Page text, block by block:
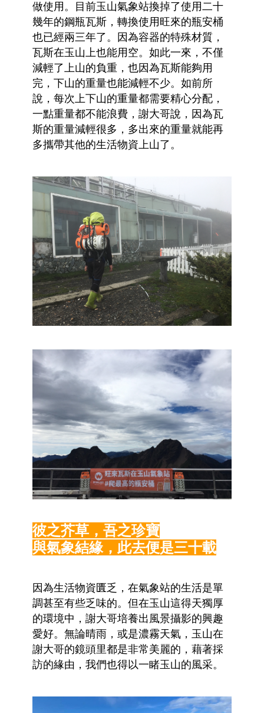
做使用。目前玉山氣象站換掉了使用二十
幾年的鋼瓶瓦斯，轉換使用旺來的瓶安桶
也已經兩三年了。因為容器的特殊材質，
瓦斯在玉山上也能用空。如此一來，不僅
減輕了上山的負重，也因為瓦斯能夠用
完，下山的重量也能減輕不少。如前所
說，每次上下山的重量都需要精心分配，
一點重量都不能浪費，謝大哥說，因為瓦
斯的重量減輕很多，多出來的重量就能再
多攜帶其他的生活物資上山了。
彼之芥草，吾之珍寶
與氣象結緣，此去便是三十載
因為生活物資匱乏，在氣象站的生活是單
調甚至有些乏味的。但在玉山這得天獨厚
的環境中，謝大哥培養出風景攝影的興趣
愛好。無論晴雨，或是濃霧天氣，玉山在
謝大哥的鏡頭里都是非常美麗的，藉著採
訪的緣由，我們也得以一睹玉山的風采。